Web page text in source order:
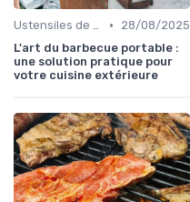
Ustensiles de Barbecue •
28/08/2025
L'art du barbecue portable :
une solution pratique pour
votre cuisine extérieure